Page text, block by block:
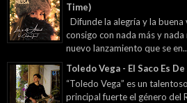
Time)
Difunde la alegría y la
consigo con nada más y
nuevo lanzamiento que se
Toledo Vega - El Saco Es
“Toledo Vega” es un
principal fuerte el género del